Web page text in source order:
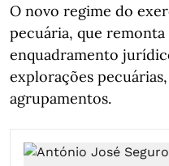
O novo regime do
pecuária, que remonta
enquadramento
explorações
agrupamentos.